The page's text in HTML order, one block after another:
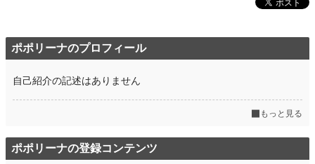
ポポリーナのプロフィール
自己紹介の記述はありません
もっと見る
ポポリーナの登録コンテンツ